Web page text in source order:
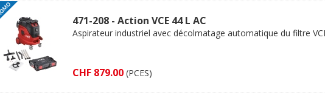
471-208 - Action VCE 44 L AC
Aspirateur industriel avec décolmatage automatique du filtre
CHF 879.00 (PCES)